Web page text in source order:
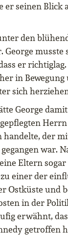
er seinen Blick
den
George musste
er
in Bewegung
sich
George
der
war.
Eltern
einer der
Ostküste und
in der
erwähnt,
getroffen